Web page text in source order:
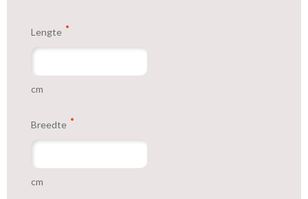
Lengte
cm
Breedte
cm